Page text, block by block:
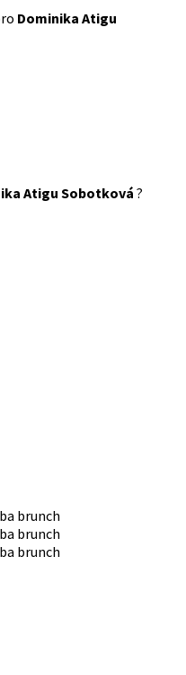
Dominika Atigu
Atigu Sobotková?